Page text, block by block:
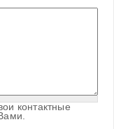
контактные